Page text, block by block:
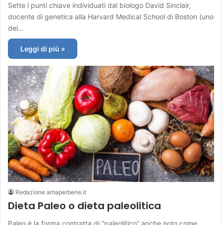
Sette i punti chiave individuati dal biologo David Sinclair,
docente di genetica alla Harvard Medical School di Boston (uno
dei…
Leggi di più »
Redazione amaperbene.it
Dieta Paleo o dieta paleolitica
Paleo è la forma contratta di “paleolitico” anche noto come